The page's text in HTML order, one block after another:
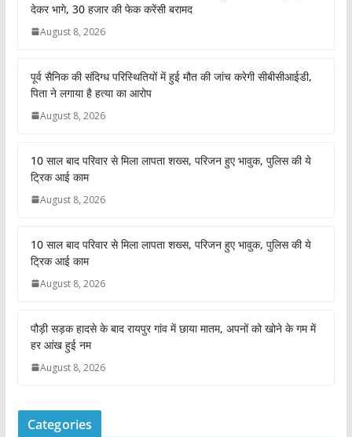
देकर भागे, 30 हजार की फेक करेंसी बरामद
August 8, 2026
पूर्व सैनिक की संदिग्ध परिस्थितियों में हुई मौत की जांच करेगी सीबीसीआईडी,
पिता ने लगाया है हत्या का आरोप
August 8, 2026
10 साल बाद परिवार से मिला लापता शख्स, परिजन हुए भावुक, पुलिस की ये
ट्रिक आई काम
August 8, 2026
10 साल बाद परिवार से मिला लापता शख्स, परिजन हुए भावुक, पुलिस की ये
ट्रिक आई काम
August 8, 2026
पौड़ी सड़क हादसे के बाद रायपुर गांव में छाया मातम, अपनों को खोने के गम में
हर आंख हुई नम
August 8, 2026
Categories